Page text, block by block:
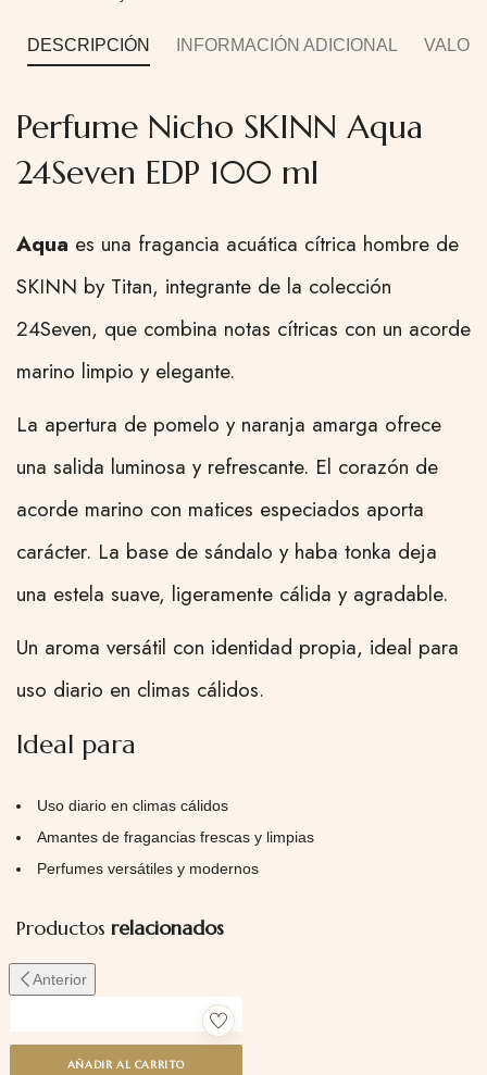
DESCRIPCIÓN INFORMACIÓN ADICIONAL
Perfume Nicho SKINN Aqua
24Seven EDP 100 ml
Aqua es una fragancia acuática cítrica hombre de
SKINN by Titan, integrante de la colección
24Seven, que combina notas cítricas con un acorde
marino limpio y elegante.
La apertura de pomelo y naranja amarga ofrece
una salida luminosa y refrescante. El corazón de
acorde marino con matices especiados aporta
carácter. La base de sándalo y haba tonka deja
una estela suave, ligeramente cálida y agradable.
Un aroma versátil con identidad propia, ideal para
uso diario en climas cálidos.
Ideal para
Uso diario en climas cálidos
Amantes de fragancias frescas y limpias
Perfumes versátiles y modernos
Productos relacionados
Anterior
AÑADIR AL CARRITO